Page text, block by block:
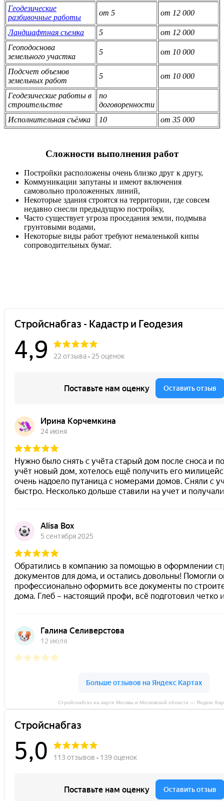
Геодезические
разбивочные работы
от 5 от 12 000
Ландшафтная съемка 5
от 12 000
Геоподоснова
земельного участка
5 от 10 000
Подсчет объемов
земельных работ
5 от 10 000
Геодезические работы в
строительстве
по
договоренности
Исполнительная съёмка
10 от 35 000
Сложности выполнения работ
Постройки расположены очень близко друг к другу,
Коммуникации запутаны и имеют включения
самовольно проложенных линий,
Некоторые здания строятся на территории, где совсем
недавно снесли предыдущую постройку,
Часто существует угроза проседания земли, подмыва
грунтовыми водами,
Некоторые виды работ требуют немаленькой кипы
сопроводительных бумаг.
Стройснабгаз на карте Москвы и Московской области — Яндекс